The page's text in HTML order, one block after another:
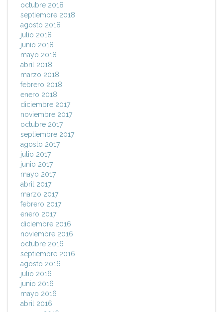
octubre 2018
septiembre 2018
agosto 2018
julio 2018
junio 2018
mayo 2018
abril 2018
marzo 2018
febrero 2018
enero 2018
diciembre 2017
noviembre 2017
octubre 2017
septiembre 2017
agosto 2017
julio 2017
junio 2017
mayo 2017
abril 2017
marzo 2017
febrero 2017
enero 2017
diciembre 2016
noviembre 2016
octubre 2016
septiembre 2016
agosto 2016
julio 2016
junio 2016
mayo 2016
abril 2016